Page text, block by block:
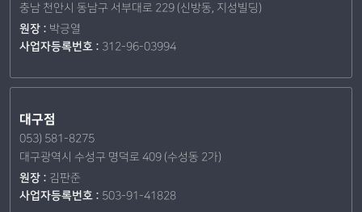
충남 천안시 동남구 서부대로 229 (신방동, 지성빌딩)
원장 : 박긍열
사업자등록번호 : 312-96-03994
대구점
053) 581-8275
대구광역시 수성구 명덕로 409 (수성동 2가)
원장 : 김판준
사업자등록번호 : 503-91-41828